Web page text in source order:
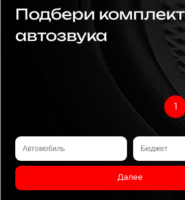
Подбери комплект
автозвука
1
Далее